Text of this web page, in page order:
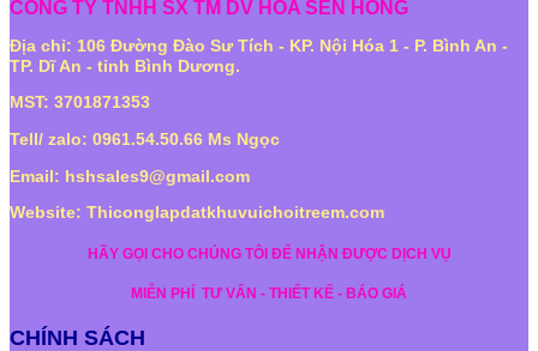
CÔNG TY TNHH SX TM DV HOA SEN HỒNG
Địa chỉ: 106 Đường Đào Sư Tích - KP. Nội Hóa 1 - P. Bình An -
TP. Dĩ An - tỉnh Bình Dương.
MST: 3701871353
Tell/ zalo: 0961.54.50.66 Ms Ngọc
Email: hshsales9@gmail.com
Website: Thiconglapdatkhuvuichoitreem.com
HÃY GỌI CHO CHÚNG TÔI ĐỂ NHẬN ĐƯỢC DỊCH VỤ
MIỄN PHÍ TƯ VẤN - THIẾT KẾ - BÁO GIÁ
CHÍNH SÁCH